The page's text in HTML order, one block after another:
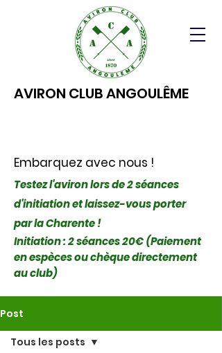
AVIRON CLUB ANGOULÊME
Embarquez avec nous !
Testez l'aviron lors de 2 séances
d'initiation et laissez-vous porter
par la Charente !
Initiation : 2 séances 20€ (Paiement
en espèces ou chèque directement
au club)
Post
Tous les posts